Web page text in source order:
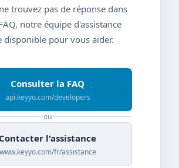
trouvez pas de réponse dans
notre équipe d'assistance
disponible pour vous aider.
Consulter la FAQ
api.keyyo.com/developers
ou
Contacter l'assistance
www.keyyo.com/fr/assistance